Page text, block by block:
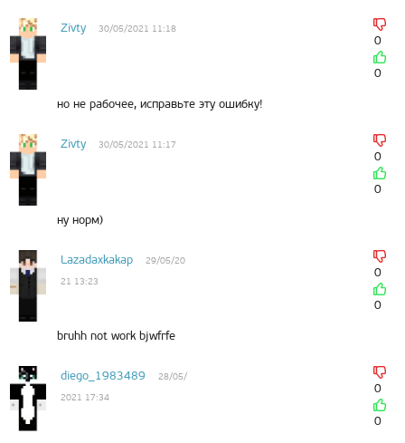
Zivty 30/05/2021 11:18
0
0
но не рабочее, исправьте эту ошибку!
Zivty 30/05/2021 11:17
0
0
ну норм)
Lazadaxkakap
29/05/20
21 13:23
0
0
bruhh not work bjwfrfe
diego_1983489
28/05/
2021 17:34
0
0